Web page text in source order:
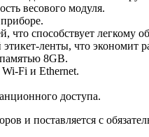
весового модуля.
что способствует легкому
ленты, что экономит
8GB.
Fi и Ethernet.
доступа.
и поставляется с